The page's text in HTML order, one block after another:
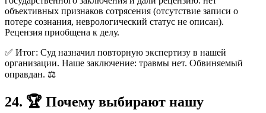
объективных признаков сотрясения (отсутствие записи о
потере сознания, неврологический статус не описан).
Рецензия приобщена к делу.
✅ Итог: Суд назначил повторную экспертизу в нашей
организации. Наше заключение: травмы нет. Обвиняемый
оправдан. ⚖️
24. 🏆 Почему выбирают нашу